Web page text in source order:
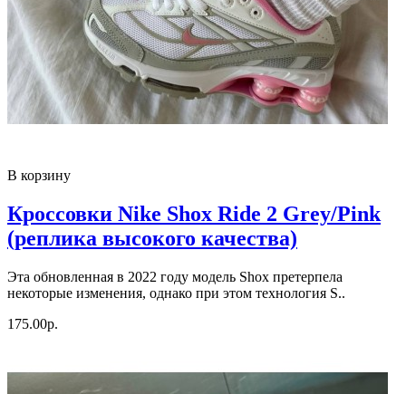
В корзину
Кроссовки Nike Shox Ride 2 Grey/Pink
(реплика высокого качества)
Эта обновленная в 2022 году модель Shox претерпела
некоторые изменения, однако при этом технология S..
175.00р.